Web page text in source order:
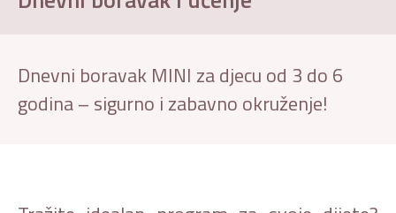
Dnevni boravak MINI za djecu od 3 do 6
godina – sigurno i zabavno okruženje!